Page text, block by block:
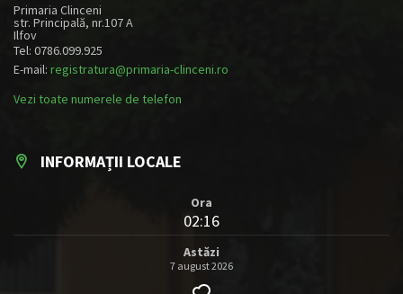
Primaria Clinceni
str. Principală, nr.107 A
Ilfov
Tel: 0786.099.925
E-mail: registratura@primaria-clinceni.ro
Vezi toate numerele de telefon
INFORMAȚII LOCALE
Ora
02:16
Astăzi
7 august 2026